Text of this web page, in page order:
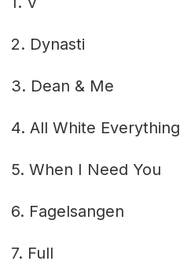
2. Dynasti
3. Dean & Me
4. All White Everything
5. When I Need You
6. Fagelsangen
7. Full